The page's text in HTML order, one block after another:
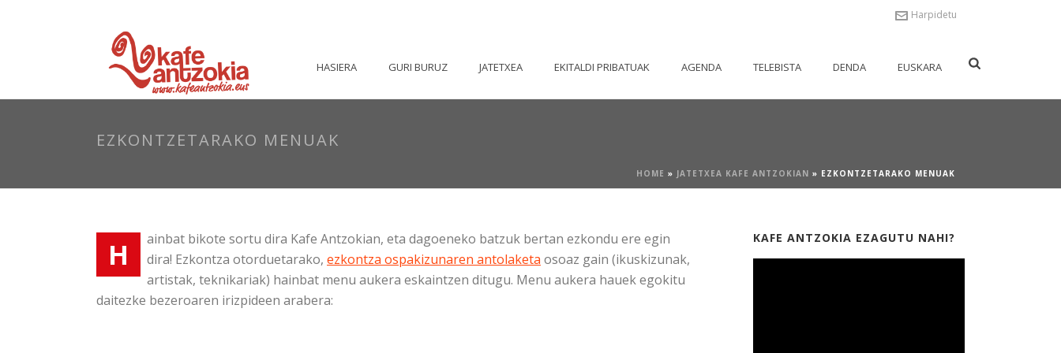
Harpidetu
HASIERA GURI BURUZ JATETXEA EKITALDI PRIBATUAK AGENDA TELEBISTA DENDA EUSKARA
EZKONTZETARAKO MENUAK
HOME » JATETXEA KAFE ANTZOKIAN » EZKONTZETARAKO MENUAK
H
ainbat bikote sortu dira Kafe Antzokian, eta dagoeneko batzuk bertan ezkondu ere egin
dira! Ezkontza otorduetarako, ezkontza ospakizunaren antolaketa osoaz gain (ikuskizunak,
artistak, teknikariak) hainbat menu aukera eskaintzen ditugu. Menu aukera hauek egokitu
daitezke bezeroaren irizpideen arabera:
KAFE ANTZOKIA EZAGUTU NAHI?